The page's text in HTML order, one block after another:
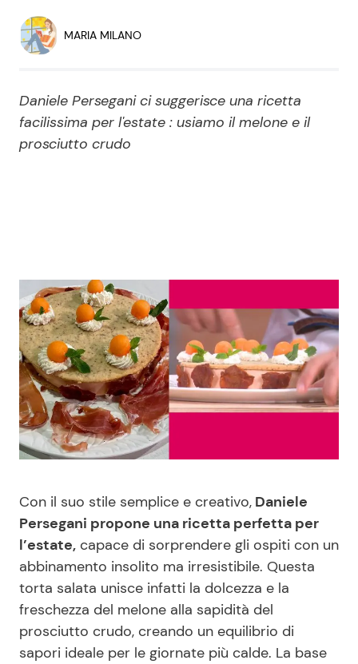
Economia
Persone Scomparse
Politica Reality e Talent
News Musica
News Spettacolo
Benessere
Casa
Mondo Mamma
News benessere
Salute
Viaggi e Turismo
Cucina e Ricette
Le Ricette in TV
Primi Piatti
Ricette Facili e Veloci
Ricette Feste
MARIA MILANO
Daniele Persegani ci suggerisce una ricetta
facilissima per l'estate : usiamo il melone e il
prosciutto crudo
Con il suo stile semplice e creativo, Daniele
Persegani propone una ricetta perfetta per
l’estate, capace di sorprendere gli ospiti con un
abbinamento insolito ma irresistibile. Questa
torta salata unisce infatti la dolcezza e la
freschezza del melone alla sapidità del
prosciutto crudo, creando un equilibrio di
sapori ideale per le giornate più calde. La base